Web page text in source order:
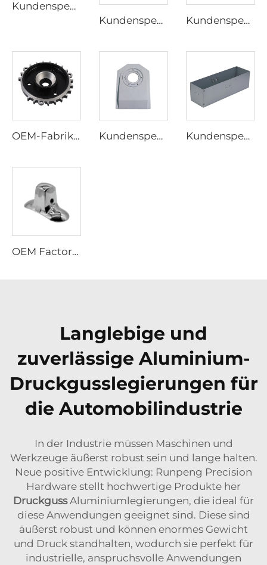
Kundenspezifischer Druckguss aus Aluminiumlegierungen, kundenspezifische Aluminiumgussteile
Kundenspezifischer Präzisionsguss aus Messing und Bronze, Aluminiumguss, Gießerei, Wachsausschmelzverfahren
Kundenspezifische OEM-Aluminium-Druckguss-Autoteile Aluminiumlegierung Auto-Ersatzteile
OEM-Fabrik Hochpräzise Aluminium-Druckgussprodukte Zahnradteil Kundenspezifische A356 Aluminium-Druckgussteile, kundenspezifischer Druckguss aus Aluminiumlegierung Kundenspezifisches Aluminiumgehäuse, Aluminium-Metal Stamping und Schweißgehäuse
OEM Factory High Precision ISO 9001 Die Casting Services für Brass Zinc Aluminum Casting Lampshade
Langlebige und
zuverlässige Aluminium-
Druckgusslegierungen für
die Automobilindustrie
In der Industrie müssen Maschinen und
Werkzeuge äußerst robust sein und lange halten.
Neue positive Entwicklung: Runpeng Precision
Hardware stellt hochwertige Produkte her
DruckgussAluminiumlegierungen, die ideal für
diese Anwendungen geeignet sind. Diese sind
äußerst robust und können enormes Gewicht
und Druck standhalten, wodurch sie perfekt für
industrielle, anspruchsvolle Anwendungen